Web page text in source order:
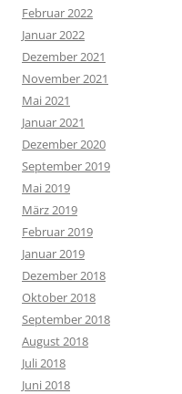
Februar 2022
Januar 2022
Dezember 2021
November 2021
Mai 2021
Januar 2021
Dezember 2020
September 2019
Mai 2019
März 2019
Februar 2019
Januar 2019
Dezember 2018
Oktober 2018
September 2018
August 2018
Juli 2018
Juni 2018